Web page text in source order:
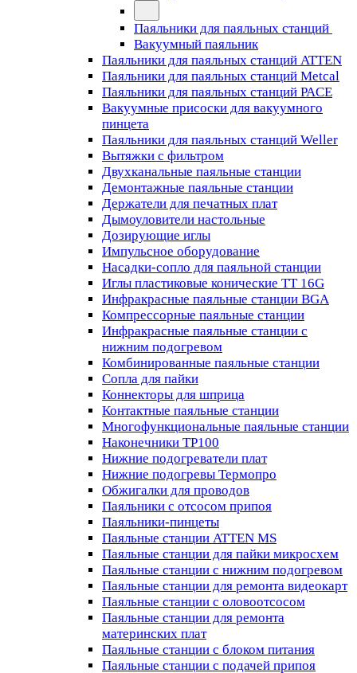
Паяльники для паяльных станций
Вакуумный паяльник
Паяльники для паяльных станций ATTEN
Паяльники для паяльных станций Metcal
Паяльники для паяльных станций PACE
Вакуумные присоски для вакуумного
пинцета
Паяльники для паяльных станций Weller
Вытяжки с фильтром
Двухканальные паяльные станции
Демонтажные паяльные станции
Держатели для печатных плат
Дымоуловители настольные
Дозирующие иглы
Импульсное оборудование
Насадки-сопло для паяльной станции
Иглы пластиковые конические TT 16G
Инфракрасные паяльные станции BGA
Компрессорные паяльные станции
Инфракрасные паяльные станции с
нижним подогревом
Комбинированные паяльные станции
Сопла для пайки
Коннекторы для шприца
Контактные паяльные станции
Многофункциональные паяльные станции
Наконечники TP100
Нижние подогреватели плат
Нижние подогревы Термопро
Обжигалки для проводов
Паяльники с отсосом припоя
Паяльники-пинцеты
Паяльные станции ATTEN MS
Паяльные станции для пайки микросхем
Паяльные станции с нижним подогревом
Паяльные станции для ремонта видеокарт
Паяльные станции с оловоотсосом
Паяльные станции для ремонта
материнских плат
Паяльные станции с блоком питания
Паяльные станции с подачей припоя